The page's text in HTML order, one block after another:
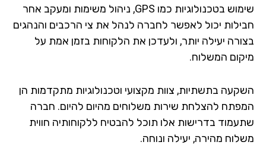
שימוש בטכנולוגיות כמו GPS, ניהול משימות ומעקב אחר
יכול לאפשר לחברה לנהל את צי הרכבים והנהגים
יעילה יותר, ולעדכן את הלקוחות בזמן אמת על
המשלוח.
בתשתיות, צוות מקצועי וטכנולוגיות מתקדמות הן
להצלחת שירות משלוחים מהיום להיום. חברה
בדרישות אלו תוכל להבטיח ללקוחותיה חווית
מהירה, יעילה ונוחה.